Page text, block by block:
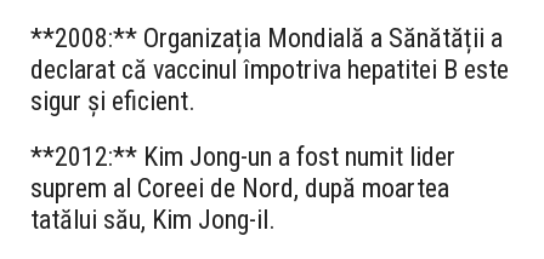
**2008:** Organizația Mondială a Sănătății a
declarat că vaccinul împotriva hepatitei B este
sigur și eficient.
**2012:** Kim Jong-un a fost numit lider
suprem al Coreei de Nord, după moartea
tatălui său, Kim Jong-il.